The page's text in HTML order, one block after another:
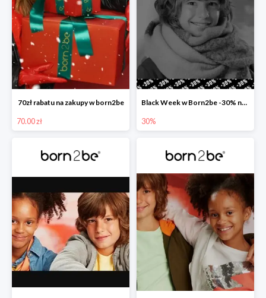
70zł rabatu na zakupy w born2be
70.00 zł
Black Week w Born2be -30% na wszystko
30%